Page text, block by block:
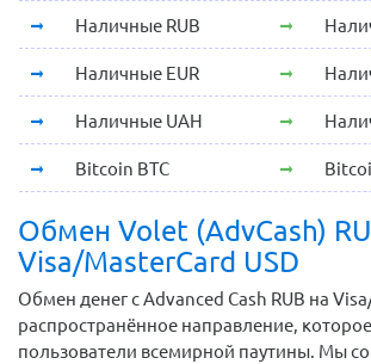
Наличные RUB
Наличные EUR
Наличные UAH
Bitcoin BTC
Обмен Volet (AdvCash)
Visa/MasterCard USD
Обмен денег с Advanced Cash RUB на
распространённое направление,
пользователи всемирной паутины. Мы